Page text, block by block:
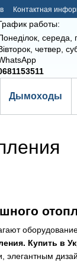
Контактная
работы:
четвер,
Дымоходы
Купить в